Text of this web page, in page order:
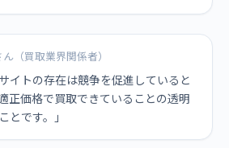
ん（買取業界関係者）
イトの存在は競争を促進していると
正価格で買取できていることの透明
とです。」